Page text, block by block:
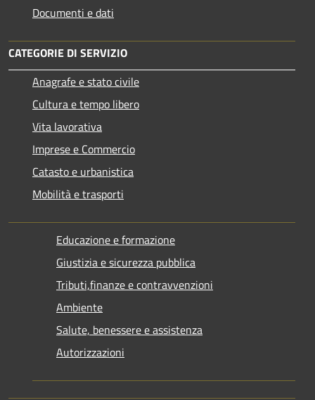
Documenti e dati
CATEGORIE DI SERVIZIO
Anagrafe e stato civile
Cultura e tempo libero
Vita lavorativa
Imprese e Commercio
Catasto e urbanistica
Mobilità e trasporti
Educazione e formazione
Giustizia e sicurezza pubblica
Tributi,finanze e contravvenzioni
Ambiente
Salute, benessere e assistenza
Autorizzazioni